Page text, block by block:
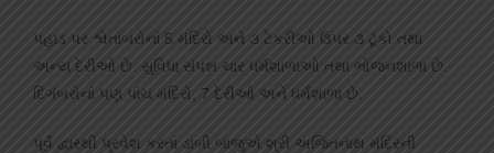
પહાડ પર શ્વેતાંબરોનાં 5 મંદિરો અને ૩ ટેકરીઓ ઉપર ૩ ટૂંકો તથા
અન્ય દેરીઓ છે. સુવિધા સંપન્ન ચાર ધર્મશાળાઓ તથા ભોજનશાળા છે.
દિગંબરોનાં પણ પાંચ મંદિરો, 7 દેરીઓ અને ધર્મશાળા છે.
પૂર્વ દ્વારથી પ્રવેશ કરતાં ડાબી બાજુએ શ્રી અજિતનાથ મંદિરની